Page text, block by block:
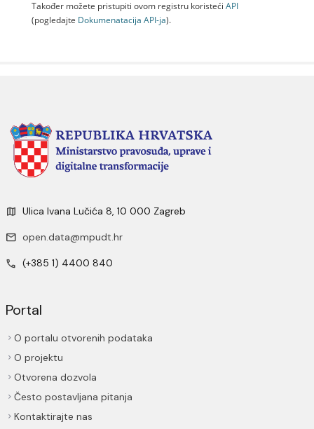
Također možete pristupiti ovom registru koristeći API
(pogledajte Dokumenаtаcijа API-jа).